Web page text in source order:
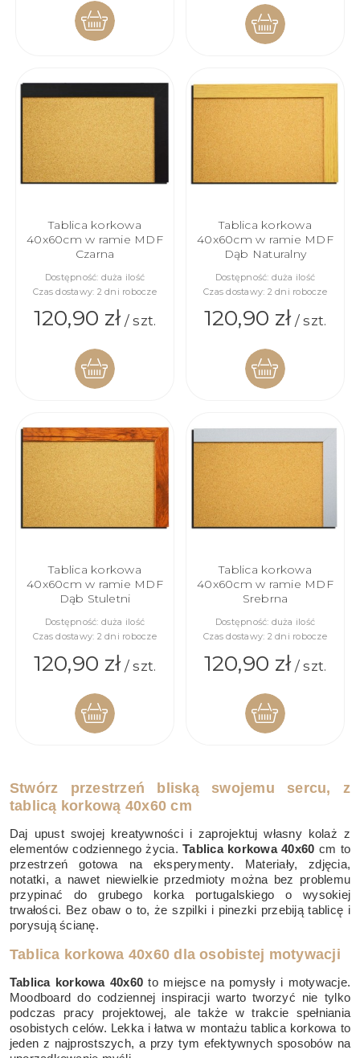
KOSZYKA KOSZYKA
Tablica korkowa
40x60cm w ramie MDF
Czarna
Dostępność: duża ilość
Czas dostawy: 2 dni robocze
120,90 zł/ szt.
KOSZYKA
Tablica korkowa
40x60cm w ramie MDF
Dąb Naturalny
Dostępność: duża ilość
Czas dostawy: 2 dni robocze
120,90 zł/ szt.
KOSZYKA
Tablica korkowa
40x60cm w ramie MDF
Dąb Stuletni
Dostępność: duża ilość
Czas dostawy: 2 dni robocze
120,90 zł/ szt.
KOSZYKA
Tablica korkowa
40x60cm w ramie MDF
Srebrna
Dostępność: duża ilość
Czas dostawy: 2 dni robocze
120,90 zł/ szt.
KOSZYKA
Stwórz przestrzeń bliską swojemu sercu, z
tablicą korkową 40x60 cm
Daj upust swojej kreatywności i zaprojektuj własny kolaż z
elementów codziennego życia.Tablica korkowa 40x60 cm to
przestrzeń gotowa na eksperymenty. Materiały, zdjęcia,
notatki, a nawet niewielkie przedmioty można bez problemu
przypinać do grubego korka portugalskiego o wysokiej
trwałości. Bez obaw o to, że szpilki i pinezki przebiją tablicę i
porysują ścianę.
Tablica korkowa 40x60 dla osobistej motywacji
Tablica korkowa 40x60 to miejsce na pomysły i motywacje.
Moodboard do codziennej inspiracji warto tworzyć nie tylko
podczas pracy projektowej, ale także w trakcie spełniania
osobistych celów. Lekka i łatwa w montażu tablica korkowa to
jeden z najprostszych, a przy tym efektywnych sposobów na